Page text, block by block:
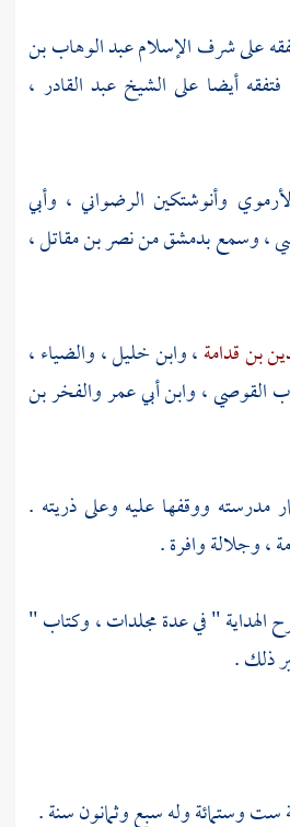
على شرف الإسلامعبد الوهاب بن
فتفقه أيضا على الشيخعبد القادر ،
وأنوشتكين الرضواني ، وأبي
، وسمعبدمشقمننصر بن مقاتل،
بن قدامة،وابن خليل ،والضياء،
القوصي،وابن أبي عمر والفخر بن
مدرسته ووقفها عليه وعلى ذريته .
، وجلالة وافرة .
الهداية " في عدة مجلدات ، وكتاب "
ذلك .
ست وستمائة وله سبع وثمانون سنة .